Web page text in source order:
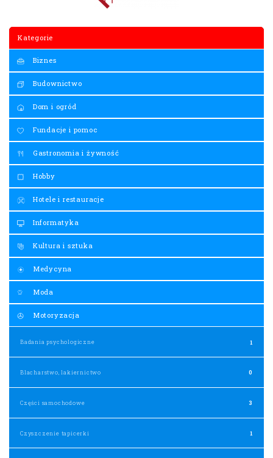
Kategorie
Biznes
Budownictwo
Dom i ogród
Fundacje i pomoc
Gastronomia i żywność
Hobby
Hotele i restauracje
Informatyka
Kultura i sztuka
Medycyna
Moda
Motoryzacja
Badania psychologiczne 1
Blacharstwo, lakiernictwo 0
Części samochodowe 3
Czyszczenie tapicerki 1